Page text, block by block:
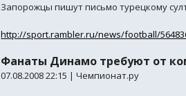
Запорожцы пишут письмо турецкому
http://sport.rambler.ru/news/football/
Фанаты Динамо требуют от
07.08.2008 22:15 | Чемпионат.ру